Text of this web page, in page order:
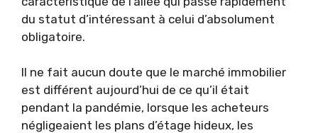
du statut d’intéressant à celui d’absolument
obligatoire.
Il ne fait aucun doute que le marché immobilier
est différent aujourd’hui de ce qu’il était
pendant la pandémie, lorsque les acheteurs
négligeaient les plans d’étage hideux, les